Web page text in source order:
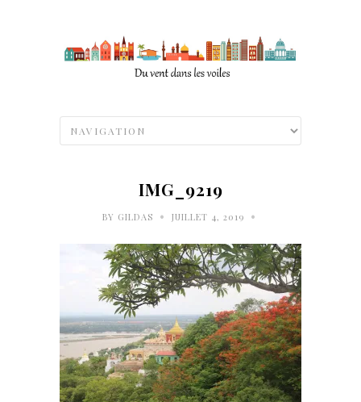
IMG_9219
BY GILDAS • JUILLET 4, 2019 •